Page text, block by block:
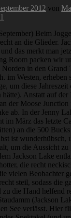
2012 von
Beim
an die Glieder.
das merkt man
Room packen wir
Norden in den Grand
im Westen, erheben
um diese Jahreszeit
hätte). Anstatt auf der
der Moose
ab. In der Jenny
im März das letzte
an die 500
ist wunderhübsch,
um die Aussicht zu
Jackson Lake
die recht
vielen Beobachter
steil, sodass die
zu die Hand helfend
(Jackson
See verlässt. Hier